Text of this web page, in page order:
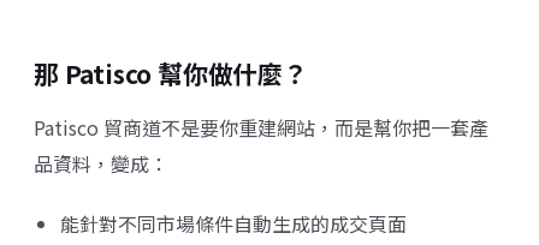
那 Patisco 幫你做什麼？
Patisco 貿商道不是要你重建網站，而是幫你把一套產
品資料，變成：
能針對不同市場條件自動生成的成交頁面